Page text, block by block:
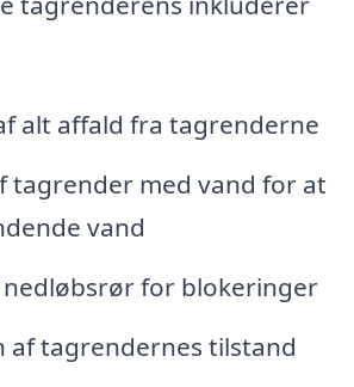
alt affald fra tagrenderne
tagrender med vand for at
vand
for blokeringer
af tagrendernes tilstand